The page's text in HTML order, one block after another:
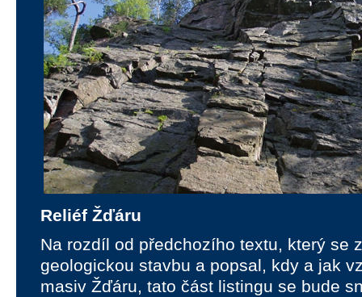
Reliéf Žďáru
Na rozdíl od předchozího textu, který se
geologickou stavbu a popsal, kdy a jak
masiv Žďáru, tato část listingu se bude